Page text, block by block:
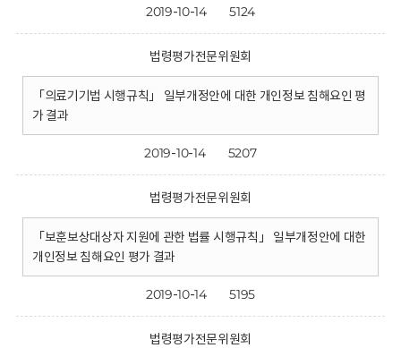
2019-10-14 5124
법령평가전문위원회
「의료기기법 시행규칙」 일부개정안에 대한 개인정보 침해요인 평
가 결과
2019-10-14 5207
법령평가전문위원회
「보훈보상대상자 지원에 관한 법률 시행규칙」 일부개정안에 대한
개인정보 침해요인 평가 결과
2019-10-14 5195
법령평가전문위원회